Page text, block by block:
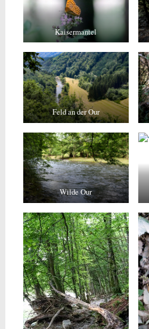
Kaisermantel
Feld an der Our
Wilde Our